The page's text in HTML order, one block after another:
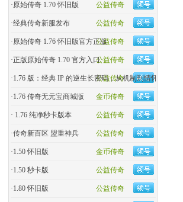
公益传奇
·原始传奇 1.70 怀旧版
公益传奇
·经典传奇新服发布
公益传奇
·原始传奇 1.76 怀旧版官方正版
公益传奇
·正版原始传奇 1.70 官方入口
公益传奇
·1.76 版：经典 IP 的逆生长密码，从机制到情怀的全民�
金币传奇
·1.76 传奇无元宝商城版
公益传奇
· 1.76 纯净秒卡版本
公益传奇
·传奇新百区 盟重神兵
金币传奇
·1.50 怀旧版
公益传奇
·1.50 秒卡版
公益传奇
·1.80 怀旧版